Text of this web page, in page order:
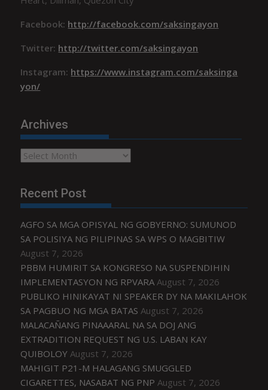
Facebook: http://facebook.com/saksingayon
Twitter: http://twitter.com/saksingayon
Instagram: https://www.instagram.com/saksinga
yon/
Archives
Archives
Recent Post
AGFO SA MGA OPISYAL NG GOBYERNO: SUMUNOD
SA POLISIYA NG PILIPINAS SA WPS O MAGBITIW
August 7, 2026
PBBM HUMIRIT SA KONGRESO NA SUSPENDIHIN
IMPLEMENTASYON NG RPVARA August 7, 2026
PUBLIKO HINIKAYAT NI SPEAKER DY NA MAKILAHOK
SA PAGBUO NG MGA BATAS August 7, 2026
MALACAÑANG PINAAARAL NA SA DOJ ANG
EXTRADITION REQUEST NG U.S. LABAN KAY
QUIBOLOY August 7, 2026
MAHIGIT P21-M HALAGANG SMUGGLED
CIGARETTES, NASABAT NG PNP August 7, 2026